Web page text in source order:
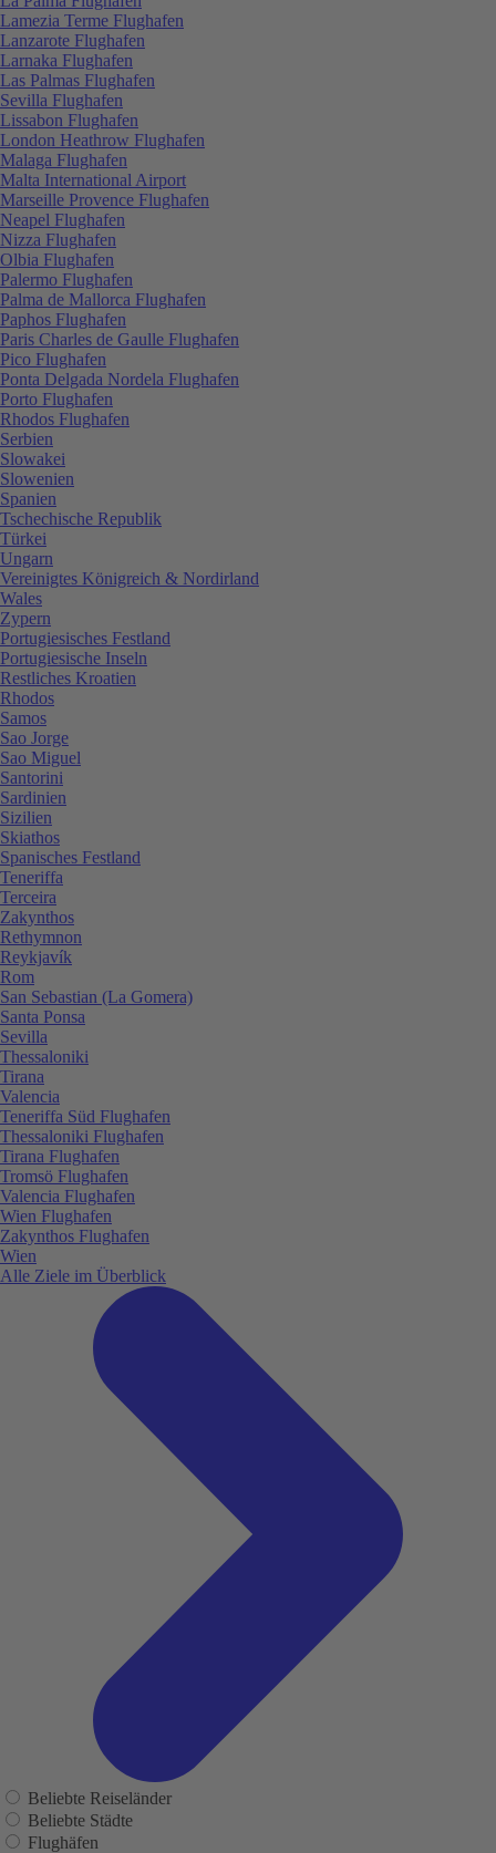
Lamezia Terme Flughafen
Lanzarote Flughafen
Larnaka Flughafen
Las Palmas Flughafen
Sevilla Flughafen
Lissabon Flughafen
London Heathrow Flughafen
Malaga Flughafen
Malta International Airport
Marseille Provence Flughafen
Neapel Flughafen
Nizza Flughafen
Olbia Flughafen
Palermo Flughafen
Palma de Mallorca Flughafen
Paphos Flughafen
Paris Charles de Gaulle Flughafen
Pico Flughafen
Ponta Delgada Nordela Flughafen
Porto Flughafen
Rhodos Flughafen
Serbien
Slowakei
Slowenien
Spanien
Tschechische Republik
Türkei
Ungarn
Vereinigtes Königreich & Nordirland
Wales
Zypern
Portugiesisches Festland
Portugiesische Inseln
Restliches Kroatien
Rhodos
Samos
Sao Jorge
Sao Miguel
Santorini
Sardinien
Sizilien
Skiathos
Spanisches Festland
Teneriffa
Terceira
Zakynthos
Rethymnon
Reykjavík
Rom
San Sebastian (La Gomera)
Santa Ponsa
Sevilla
Thessaloniki
Tirana
Valencia
Teneriffa Süd Flughafen
Thessaloniki Flughafen
Tirana Flughafen
Tromsö Flughafen
Valencia Flughafen
Wien Flughafen
Zakynthos Flughafen
Wien
Alle Ziele im Überblick
Beliebte Reiseländer
Beliebte Städte
Flughäfen